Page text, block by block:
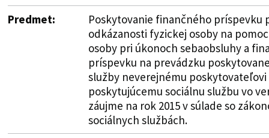
Predmet:
Poskytovanie finančného príspevku
odkázanosti fyzickej osoby na
osoby pri úkonoch sebaobsluhy a
príspevku na prevádzku
služby neverejnému poskytovateľovi
poskytujúcemu sociálnu službu vo
záujme na rok 2015 v súlade so
sociálnych službách.